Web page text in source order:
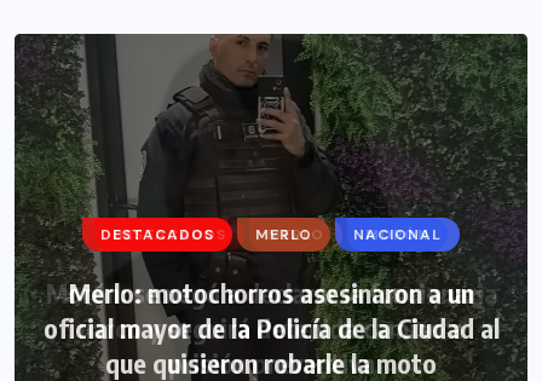
DESTACADOS MERLO NACIONAL
Merlo: motochorros asesinaron a un
oficial mayor de la Policía de la Ciudad al
que quisieron robarle la moto
DESTACADOS MERLO MORÓN
Morón: se negó a declarar la funcionaria
narco y seguirá detenida camino a
prisión preventiva